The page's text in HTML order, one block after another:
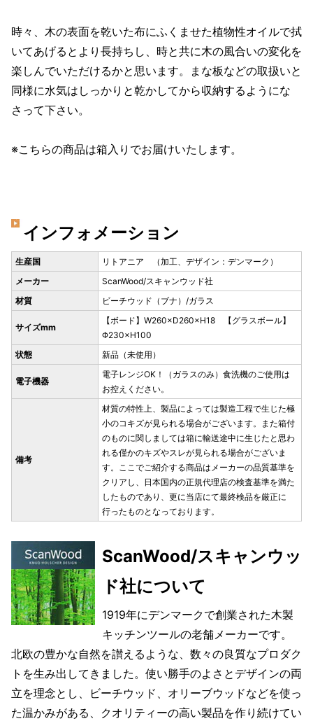
時々、木の表面を乾いた布にふくませた植物性オイルで拭
いてあげるとより長持ちし、時と共に木の風合いの変化を
楽しんでいただけるかと思います。まな板などの取扱いと
同様に水気はしっかりと乾かしてから収納するようにな
さって下さい。
※こちらの商品は箱入りでお届けいたします。
インフォメーション
生産国
リトアニア （加工、デザイン：デンマーク）
メーカー
ScanWood/スキャンウッド社
材質
ビーチウッド（ブナ）/ガラス
サイズmm
【ボード】W260×D260×H18 【グラスボール】
Φ230×H100
状態
新品（未使用）
電子機器
電子レンジOK！（ガラスのみ）食洗機のご使用は
お控えください。
備考
材質の特性上、製品によっては製造工程で生じた極
小のコキズが見られる場合がございます。また箱付
のものに関しましては箱に輸送途中に生じたと思わ
れる僅かのキズやスレが見られる場合がございま
す。ここでご紹介する商品はメーカーの品質基準を
クリアし、日本国内の正規代理店の検査基準を満た
したものであり、更に当店にて最終検品を厳正に
行ったものとなっております。
ScanWood/スキャンウッ
ド社について
1919年にデンマークで創業された木製
キッチンツールの老舗メーカーです。
北欧の豊かな自然を讃えるような、数々の良質なプロダク
トを生み出してきました。使い勝手のよさとデザインの両
立を理念とし、ビーチウッド、オリーブウッドなどを使っ
た温かみがある、クオリティーの高い製品を作り続けてい